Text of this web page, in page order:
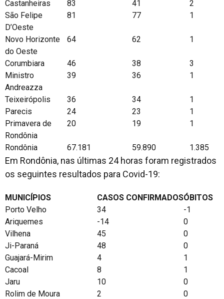
Castanheiras
83 41
2
São Felipe
D’Oeste
81 77 1
Novo Horizonte
do Oeste
64 62 1
Corumbiara 46 38
3
Ministro
Andreazza
39 36 1
Teixeirópolis 36 34
1
Parecis
24 23
1
Primavera de
Rondônia
20 19 1
Rondônia 67.181 59.890 1.385
Em Rondônia, nas últimas 24 horas foram registrados
os seguintes resultados para Covid-19:
MUNICÍPIOS CASOS CONFIRMADOSÓBITOS
Porto Velho
34
-1
Ariquemes
-14
0
Vilhena
45
0
Ji-Paraná
48
0
Guajará-Mirim
4
1
Cacoal
8
1
Jaru
10
0
Rolim de Moura
2
0